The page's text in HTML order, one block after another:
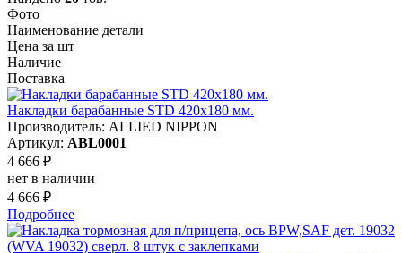
Фото
Наименование детали
Цена за шт
Наличие
Поставка
Накладки барабанные STD 420x180 мм.
Производитель: ALLIED NIPPON
Артикул: ABL0001
4 666 ₽
нет в наличии
4 666 ₽
Подробнее